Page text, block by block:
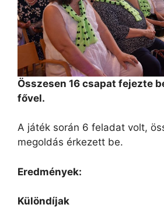
Összesen 16 csapat fejezte
fővel.
A játék során 6 feladat volt,
megoldás érkezett be.
Eredmények:
Különdíjak